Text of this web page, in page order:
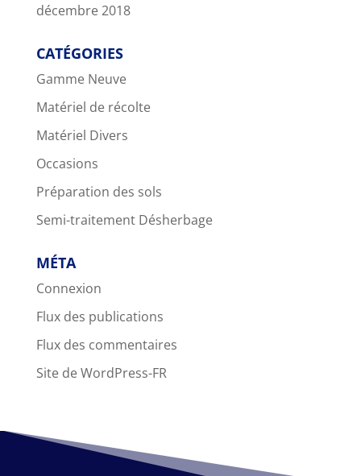
décembre 2018
CATÉGORIES
Gamme Neuve
Matériel de récolte
Matériel Divers
Occasions
Préparation des sols
Semi-traitement Désherbage
MÉTA
Connexion
Flux des publications
Flux des commentaires
Site de WordPress-FR